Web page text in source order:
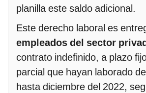
planilla este saldo adicional.
Este derecho laboral es
empleados del sector
contrato indefinido, a plazo
parcial que hayan laborado
hasta diciembre del 2022,